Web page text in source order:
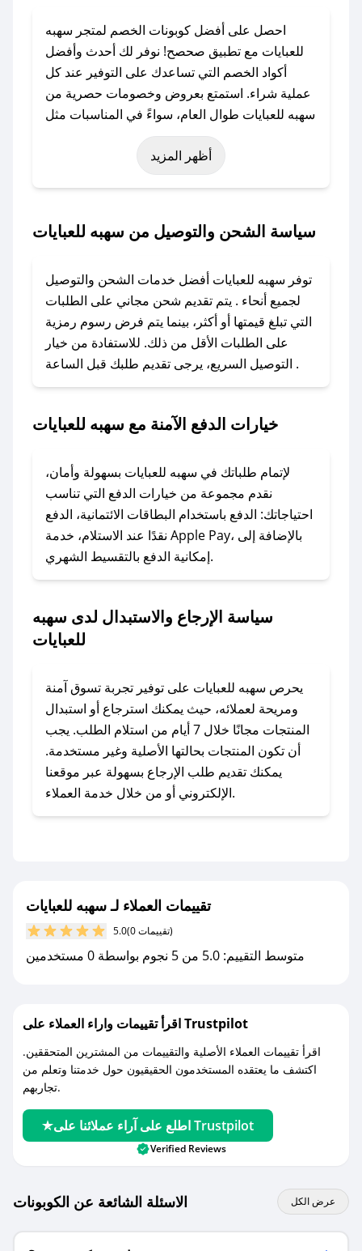
احصل على أفضل كوبونات الخصم لمتجر سهبه
للعبايات مع تطبيق صحصح! نوفر لك أحدث وأفضل
أكواد الخصم التي تساعدك على التوفير عند كل
عملية شراء. استمتع بعروض وخصومات حصرية من
سهبه للعبايات طوال العام، سواءً في المناسبات مثل
عيد الفطر، عيد الأضحى، الجمعة البيضاء (شهر
نوفمبر)، رمضان، اليوم الوطني، يوم التأسيس، أو
حتى عروض خاصة أخرى.
باستخدام تطبيق صحصح، يمكنك العثور بسهولة على
الكوبون، تواصل معنا عبر تويتر أو البريد الإلكتروني
لإضافته بسرعة.
### كيفية استخدام كود خصم سهبه للعبايات؟
1. انسخ كود الخصم من تطبيق صحصح.
2. الصقه في خانة الدفع عند التسوق من سهبه
لا تقلق! يمكنك التواصل مع فريق دعم صحصح عبر
الرسائل الخاصة على تويتر أو البريد الإلكتروني،
وسنقوم بحل المشكلة في أسرع وقت ممكن.
### ماذا أفعل إذا لم أجد كود خصم لمتجري
المفضل؟
مراسلتنا مباشرة وسنعمل على توفير الكوبونات في
أسرع وقت ممكن.
### كيف تحصل على كوبونات خصم حصرية من
سهبه للعبايات؟
للحصول على كوبونات وخصومات حصرية، قم بما
يلي:
- اضغط على أيقونة متابعة لمتجر سهبه للعبايات في
تطبيق صحصح.
مع صحصح، تسوق بذكاء ووفّر على كل مشترياتك مع
أظهر المزيد
سياسة الشحن والتوصيل من سهبه للعبايات
توفر سهبه للعبايات أفضل خدمات الشحن والتوصيل
لجميع أنحاء . يتم تقديم شحن مجاني على الطلبات
التي تبلغ قيمتها أو أكثر، بينما يتم فرض رسوم رمزية
على الطلبات الأقل من ذلك. للاستفادة من خيار
التوصيل السريع، يرجى تقديم طلبك قبل الساعة .
خيارات الدفع الآمنة مع سهبه للعبايات
لإتمام طلباتك في سهبه للعبايات بسهولة وأمان،
نقدم مجموعة من خيارات الدفع التي تناسب
احتياجاتك: الدفع باستخدام البطاقات الائتمانية، الدفع
نقدًا عند الاستلام، خدمة Apple Pay، بالإضافة إلى
إمكانية الدفع بالتقسيط الشهري.
سياسة الإرجاع والاستبدال لدى سهبه
للعبايات
يحرص سهبه للعبايات على توفير تجربة تسوق آمنة
ومريحة لعملائه، حيث يمكنك استرجاع أو استبدال
المنتجات مجانًا خلال 7 أيام من استلام الطلب. يجب
أن تكون المنتجات بحالتها الأصلية وغير مستخدمة.
يمكنك تقديم طلب الإرجاع بسهولة عبر موقعنا
الإلكتروني أو من خلال خدمة العملاء.
تقييمات العملاء لـ سهبه للعبايات
5.0 (0 تقييمات)
متوسط التقييم: 5.0 من 5 نجوم بواسطة 0 مستخدمين
اقرأ تقييمات واراء العملاء على Trustpilot
اقرأ تقييمات العملاء الأصلية والتقييمات من المشترين المتحققين.
اكتشف ما يعتقده المستخدمون الحقيقيون حول خدمتنا وتعلم من
تجاربهم.
اطلع على آراء عملائنا على Trustpilot
Verified Reviews
الاسئلة الشائعة عن الكوبونات عرض الكل